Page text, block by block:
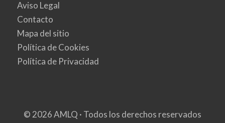
Aviso Legal
Contacto
Mapa del sitio
Política de Cookies
Política de Privacidad
© 2026 AMLQ · Todos los derechos reservados